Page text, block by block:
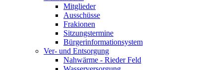
Mitglieder
Ausschüsse
Frakionen
Sitzungstermine
Bürgerinformationsystem
Ver- und Entsorgung
Nahwärme - Rieder Feld